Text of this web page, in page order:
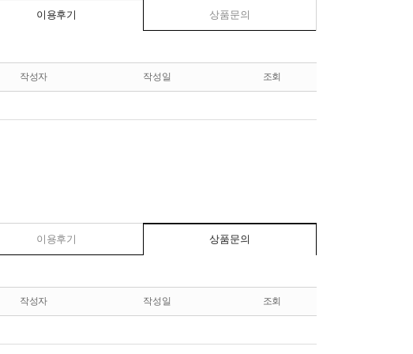
이용후기 상품문의
작성자 작성일 조회
이용후기 상품문의
작성자 작성일 조회